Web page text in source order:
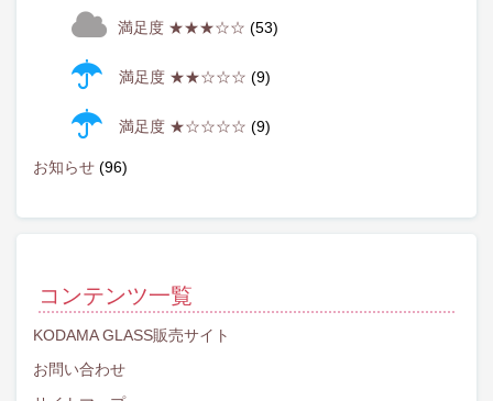
満足度 ★★★☆☆ (53)
満足度 ★★☆☆☆ (9)
満足度 ★☆☆☆☆ (9)
お知らせ (96)
コンテンツ一覧
KODAMA GLASS販売サイト
お問い合わせ